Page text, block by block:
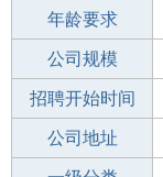
工作经验
年龄要求
工作地点
公司规模
公司电话
招聘开始时间
招聘结束时间
公司地址